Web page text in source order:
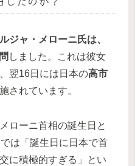
ジャ・メローニ氏は、
しました。これは彼女
翌16日には日本の高市
されています。
ローニ首相の誕生日と
は「誕生日に日本で首
に積極的すぎる」とい